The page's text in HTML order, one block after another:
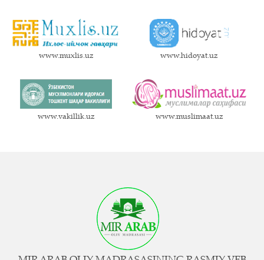
www.muxlis.uz www.hidoyat.uz
www.vakillik.uz www.muslimaat.uz